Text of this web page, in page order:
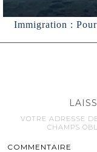
Immigration :
VOTRE ADRESSE
CHAMPS
COMMENTAIRE